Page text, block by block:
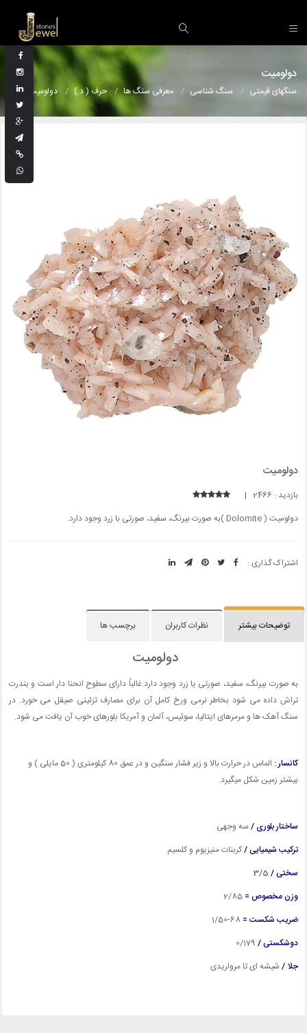
دولومیت
سنگهای قیمتی سنگ شناسی معرفی سنگ ها حرف ( د ) دولومیت
دولومیت
بازدید : 2466 |
دولومیت ( Dolomite )به صورت بیرنگ، سفید، صورتی با زرد وجود دارد.
اشتراک گذاری :
توضیحات بیشتر نظرات کاربران برچسب ها
دولومیت
به صورت بیرنگ، سفید، صورتی یا زرد وجود دارد.غالباً دارای سطوح انحنا دار است و بندرت
تراش داده می شود بخاطر نرمی ورخ کامل آن برای مصارف تزئینی صیقل می خورد. در
سنگ آهک ها و مرمرهای ایتالیا، سوئیس، آلمان و آمریکا بلورهای خوب آن یافت می شود.
کانسار :
الماس در حرارت بالا و زیر فشار سنگین و در عمق 80 کیلومتری ( 50 مایلی ) و
بیشتر زمین شکل میگیرد.
ساختار بلوری / سه وجهی
ترکیب شیمیایی /کربنات منیزیوم و کلسیم
سختی /
وزن مخصوص = /85
ضریب شکست =
دوشکستی /
جلا / شیشه ای تا مرواریدی